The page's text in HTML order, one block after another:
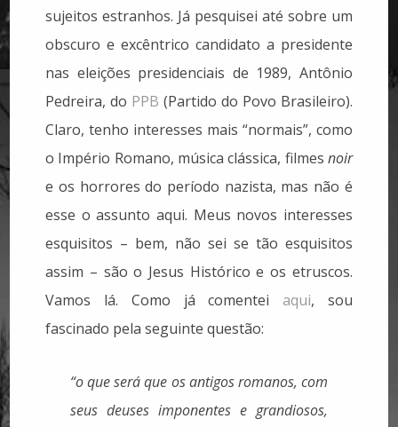
sujeitos estranhos. Já pesquisei até sobre um
obscuro e excêntrico candidato a presidente
nas eleições presidenciais de 1989, Antônio
Pedreira, do PPB (Partido do Povo Brasileiro).
Claro, tenho interesses mais “normais”, como
o Império Romano, música clássica, filmes noir
e os horrores do período nazista, mas não é
esse o assunto aqui. Meus novos interesses
esquisitos – bem, não sei se tão esquisitos
assim – são o Jesus Histórico e os etruscos.
Vamos lá. Como já comenteiaqui, sou
fascinado pela seguinte questão:
“o que será que os antigos romanos, com
seus deuses imponentes e grandiosos,